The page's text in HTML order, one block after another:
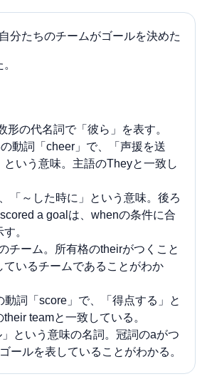
分たちのチームがゴールを決めた
形の代名詞で「彼ら」を表す。
動詞「cheer」で、「声援を送
という意味。主語のTheyと一致し
「～した時に」という意味。後ろ
a goalは、whenの条件に合
。
チーム。所有格のtheirがつくこと
ているチームであることがわか
動詞「score」で、「得点する」と
teamと一致している。
という意味の名詞。冠詞のaがつ
ールを表していることがわかる。